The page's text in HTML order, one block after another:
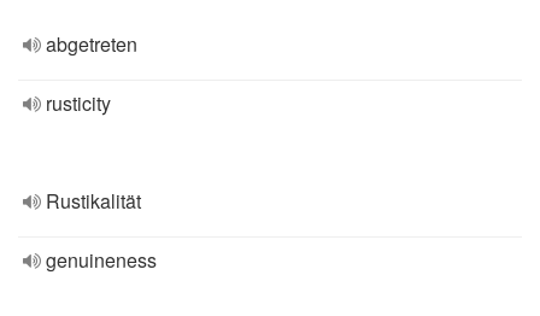
abgetreten
rusticity
Rustikalität
genuineness